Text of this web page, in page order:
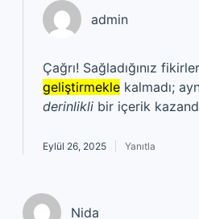
admin
Çağrı! Sağladığınız
geliştirmekle kalmadı;
derinlikli bir içerik
Eylül 26, 2025 Yanıtla
Nida